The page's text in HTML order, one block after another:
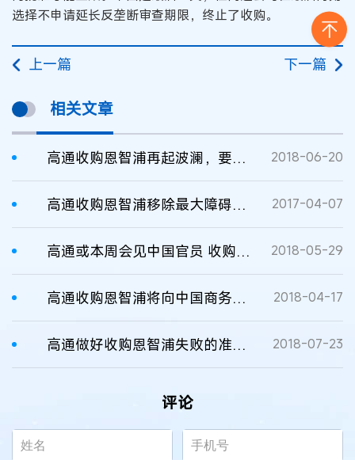
选择不申请延长反垄断审查期限，终止了收购。
上一篇 下一篇
相关文章
高通收购恩智浦再起波澜，要约期限再次延长只待监管批准 2018-06-20
高通收购恩智浦移除最大障碍：获美国反垄断机构许可 2017-04-07
高通或本周会见中国官员 收购恩智浦交易有望获批 2018-05-29
高通收购恩智浦将向中国商务部重新提交反垄断申请 2018-04-17
高通做好收购恩智浦失败的准备，三天后见分晓 2018-07-23
评论